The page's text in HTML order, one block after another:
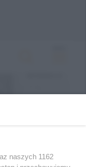
naszych 1162